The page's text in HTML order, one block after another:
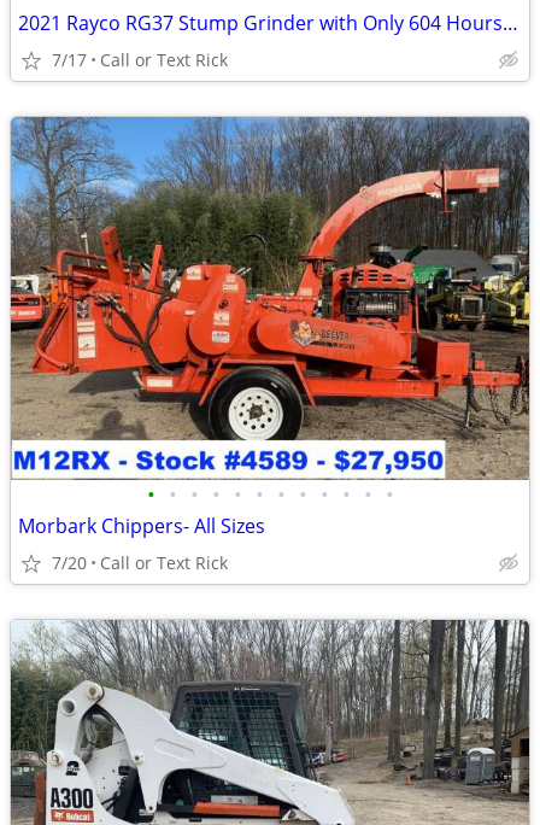
2021 Rayco RG37 Stump Grinder with Only 604 Hours!!! #4965
7/17 Call or Text Rick
• • • • • • • • • • • •
Morbark Chippers- All Sizes
7/20 Call or Text Rick